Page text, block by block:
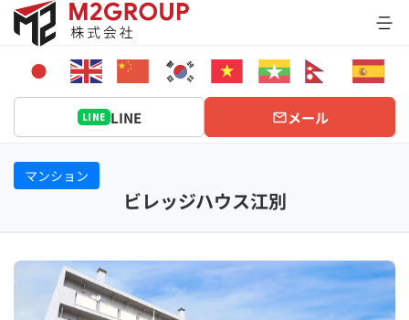
Bỏ
qua
dung
LINE LINE メール
マンション
ビレッジハウス江別